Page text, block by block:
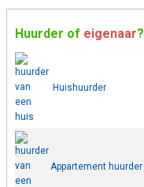
Huurder of eigenaar?
Huishuurder
Appartement huurder